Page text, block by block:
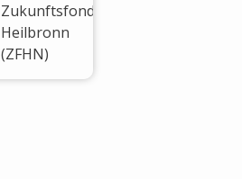
Zukunftsfonds
Heilbronn
(ZFHN)